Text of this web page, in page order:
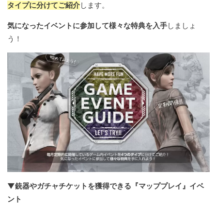
タイプに分けてご紹介します。
気になったイベントに参加して様々な特典を入手しましょ
う！
▼銃器やガチャチケットを獲得できる『マッププレイ』イベ
ント